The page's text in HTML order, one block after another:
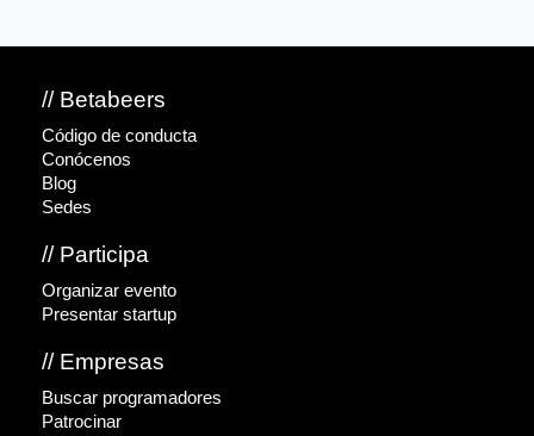
// Betabeers
Código de conducta
Conócenos
Blog
Sedes
// Participa
Organizar evento
Presentar startup
// Empresas
Buscar programadores
Patrocinar